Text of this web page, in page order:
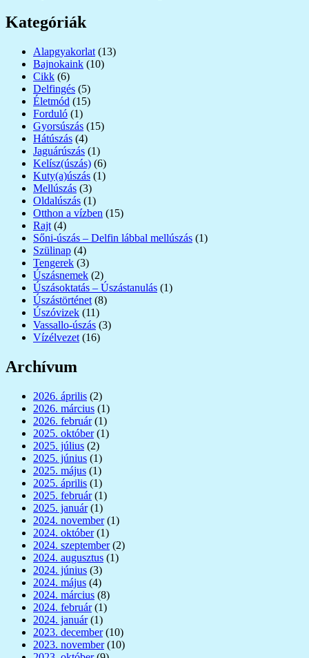
Kategóriák
Alapgyakorlat (13)
Bajnokaink (10)
Cikk (6)
Delfingés (5)
Életmód (15)
Forduló (1)
Gyorsúszás (15)
Hátúszás (4)
Jaguárúszás (1)
Kelísz(úszás) (6)
Kuty(a)úszás (1)
Mellúszás (3)
Oldalúszás (1)
Otthon a vízben (15)
Rajt (4)
Sőni-úszás – Delfin lábbal mellúszás (1)
Szülinap (4)
Tengerek (3)
Úszásnemek (2)
Úszásoktatás – Úszástanulás (1)
Úszástörténet (8)
Úszóvizek (11)
Vassallo-úszás (3)
Vízélvezet (16)
Archívum
2026. április (2)
2026. március (1)
2026. február(1)
2025. október(1)
2025. július (2)
2025. június (1)
2025. május (1)
2025. április (1)
2025. február(1)
2025. január(1)
2024. november(1)
2024. október(1)
2024. szeptember(2)
2024. augusztus (1)
2024. június (3)
2024. május (4)
2024. március (8)
2024. február(1)
2024. január(1)
2023. december(10)
2023. november(10)